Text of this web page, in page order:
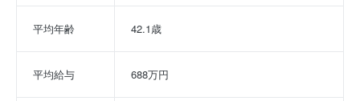
平均年齢 42.1歳
平均給与 688万円